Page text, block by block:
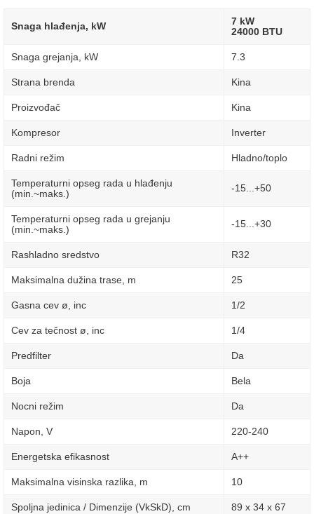
Snaga hlađenja, kW
7 kW
24000 BTU
Snaga grejanja, kW 7.3
Strana brenda Kina
Proizvođač Kina
Kompresor Inverter
Radni režim Hladno/toplo
Temperaturni opseg rada u hlađenju
(min.~maks.)
-15...+50
Temperaturni opseg rada u grejanju
(min.~maks.)
-15...+30
Rashladno sredstvo R32
Maksimalna dužina trase, m 25
Gasna cev ø, inc 1/2
Cev za tečnost ø, inc 1/4
Predfilter Da
Boja Bela
Nocni režim Da
Napon, V 220-240
Energetska efikasnost A++
Maksimalna visinska razlika, m 10
Spoljna jedinica / Dimenzije (VkSkD), сm 89 x 34 x 67